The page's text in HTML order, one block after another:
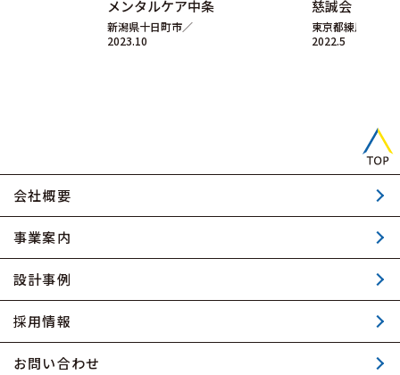
メンタルケア中条
新潟県十日町市／
2023.10
慈誠会・練馬
東京都練馬区／
2022.5
会社概要
事業案内
設計事例
採用情報
お問い合わせ